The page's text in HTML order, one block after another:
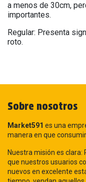
a menos de 30cm,
importantes.
Regular: Presenta
roto.
Sobre nosotros
Market591 es una
manera en que
Nuestra misión es
que nuestros usuarios
nuevos en excelente